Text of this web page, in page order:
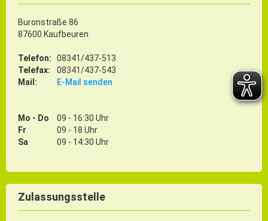
Buronstraße 86
87600 Kaufbeuren
Telefon:
08341/437-513
Telefax:
08341/437-543
Mail:
E-Mail senden
Mo - Do
09 - 16:30 Uhr
Fr
09 - 18 Uhr
Sa
09 - 14:30 Uhr
Zulassungsstelle